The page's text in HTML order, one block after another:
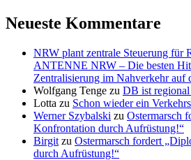
Neueste Kommentare
NRW plant zentrale Steuerung für
ANTENNE NRW – Die besten
Zentralisierung im Nahverkehr auf
Wolfgang Tenge zu DB ist
Lotta zu Schon wieder ein
Werner Szybalski zu Ostermarsch
Konfrontation durch Aufrüstung!“
Birgit zu Ostermarsch fordert
durch Aufrüstung!“